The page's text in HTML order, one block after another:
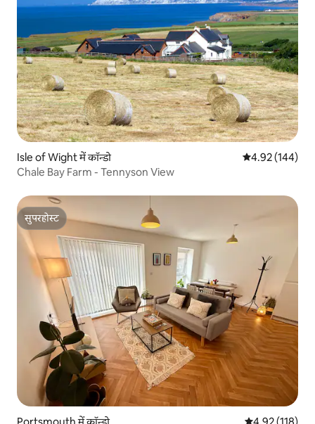
Isle of Wight में कॉन्डो औसत रेटिंग 5 में से
4.92 (144)
Chale Bay Farm - Tennyson View
सुपरहोस्ट
सुपरहोस्ट